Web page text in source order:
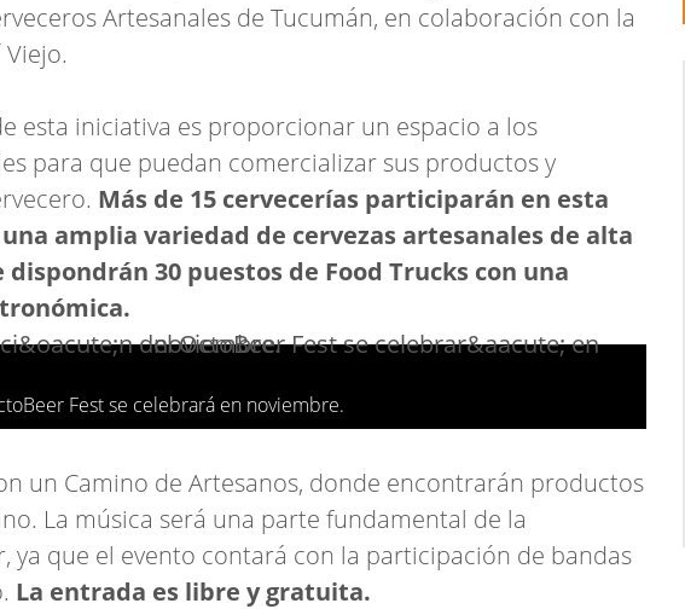
Artesanales de Tucumán, en colaboración con la
esta iniciativa es proporcionar un espacio a los
para que puedan comercializar sus productos y
Más de 15 cervecerías participarán en esta
amplia variedad de cervezas artesanales de alta
dispondrán 30 puestos de Food Trucks con una
Fest se celebrará en noviembre.
un Camino de Artesanos, donde encontrarán productos
La música será una parte fundamental de la
ya que el evento contará con la participación de bandas
La entrada es libre y gratuita.